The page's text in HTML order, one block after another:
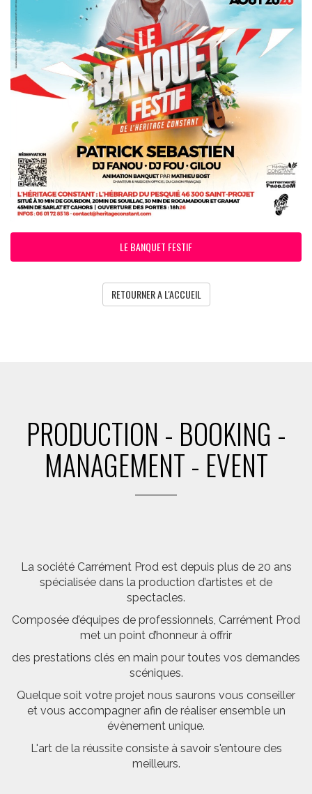
LE BANQUET FESTIF
RETOURNER A L'ACCUEIL
PRODUCTION - BOOKING -
MANAGEMENT - EVENT
La société Carrément Prod est depuis plus de 20 ans
spécialisée dans la production d’artistes et de
spectacles.
Composée d’équipes de professionnels, Carrément Prod
met un point d’honneur à offrir
des prestations clés en main pour toutes vos demandes
scéniques.
Quelque soit votre projet nous saurons vous conseiller
et vous accompagner afin de réaliser ensemble un
évènement unique.
L'art de la réussite consiste à savoir s'entoure des
meilleurs.